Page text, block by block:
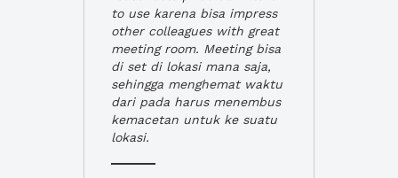
to use karena bisa impress
other colleagues with great
meeting room. Meeting bisa
di set di lokasi mana saja,
sehingga menghemat waktu
dari pada harus menembus
kemacetan untuk ke suatu
lokasi.